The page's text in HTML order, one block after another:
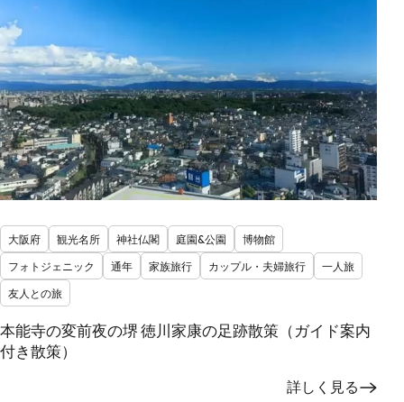
大阪府 観光名所 神社仏閣 庭園&公園
博物館
フォトジェニック
通年 家族旅行 カップル・夫婦旅行
一人旅
友人との旅
本能寺の変前夜の堺 徳川家康の足跡散策（ガイド案内
付き散策）
詳しく見る